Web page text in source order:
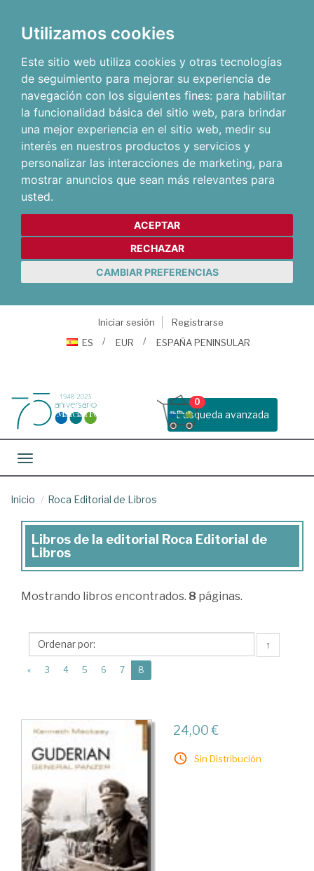
Utilizamos cookies
Este sitio web utiliza cookies y otras tecnologías
de seguimiento para mejorar su experiencia de
navegación con los siguientes fines: para habilitar
la funcionalidad básica del sitio web, para brindar
una mejor experiencia en el sitio web, medir su
interés en nuestros productos y servicios y
personalizar las interacciones de marketing, para
mostrar anuncios que sean más relevantes para
usted.
ACEPTAR
RECHAZAR
CAMBIAR PREFERENCIAS
Iniciar sesión
Registrarse
ES
EUR ESPAÑA PENINSULAR
Busqueda avanzada
0
Toggle navigation
Inicio Roca Editorial de Libros
Libros
de
la
Roca
Editorial
de
Libros de la editorial Roca Editorial de
Libros
Mostrando libros encontrados. 8 páginas.
↑
« 3 4 5 6 7 8
24,00 €
Sin Distribución